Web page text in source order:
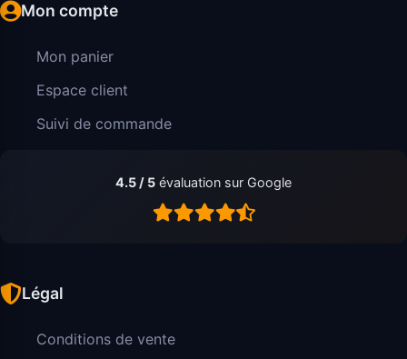
Mon compte
Mon panier
Espace client
Suivi de commande
4.5 / 5 évaluation sur Google
Légal
Conditions de vente